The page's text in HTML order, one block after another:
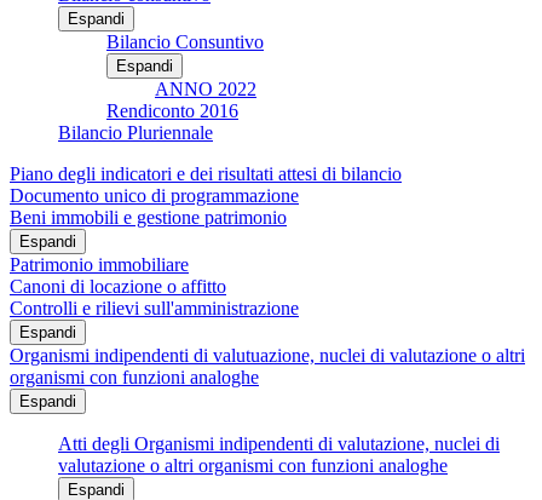
Espandi
Bilancio Consuntivo
Espandi
ANNO 2022
Rendiconto 2016
Bilancio Pluriennale
Piano degli indicatori e dei risultati attesi di bilancio
Documento unico di programmazione
Beni immobili e gestione patrimonio
Espandi
Patrimonio immobiliare
Canoni di locazione o affitto
Controlli e rilievi sull'amministrazione
Espandi
Organismi indipendenti di valutuazione, nuclei di valutazione o altri
organismi con funzioni analoghe
Espandi
Atti degli Organismi indipendenti di valutazione, nuclei di
valutazione o altri organismi con funzioni analoghe
Espandi